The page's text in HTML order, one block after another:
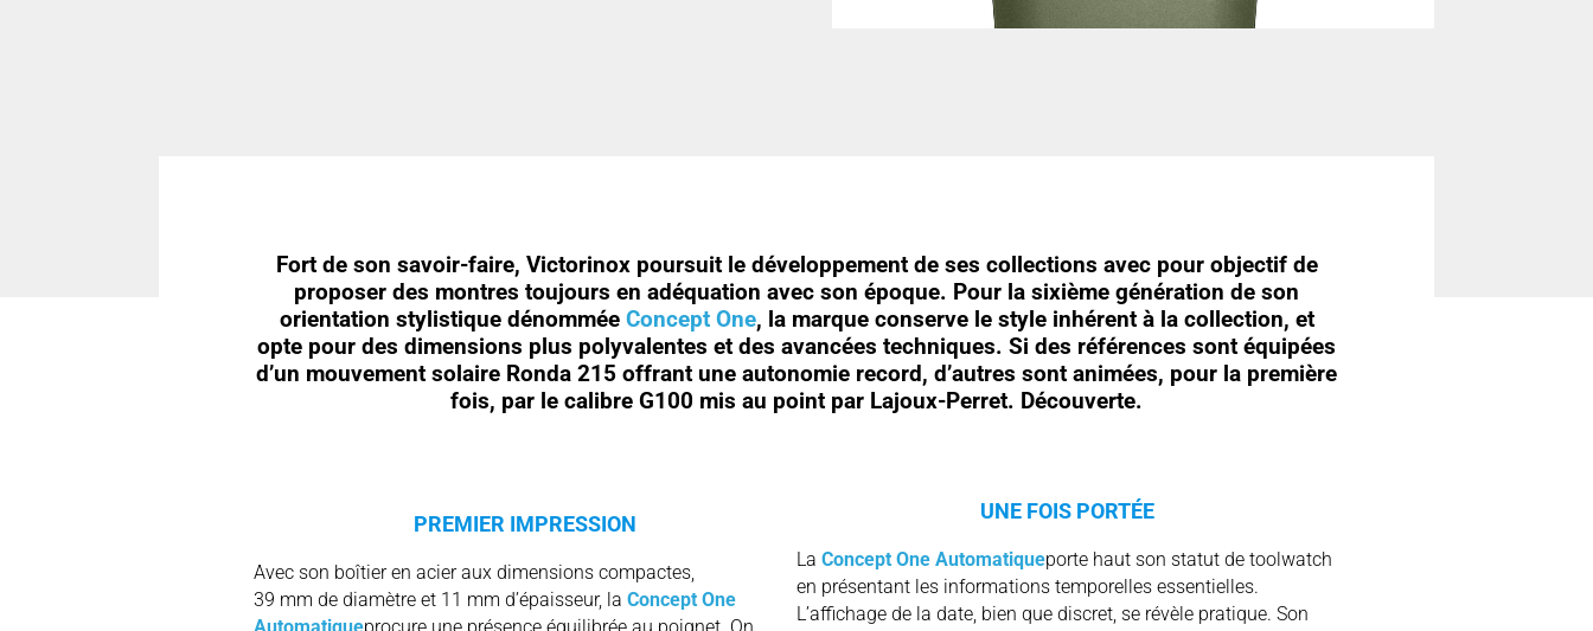
Fort de son savoir-faire, Victorinox poursuit le développement de ses collections avec pour objectif de
proposer des montres toujours en adéquation avec son époque. Pour la sixième génération de son
orientation stylistique dénommée Concept One, la marque conserve le style inhérent à la collection, et
opte pour des dimensions plus polyvalentes et des avancées techniques. Si des références sont équipées
d’un mouvement solaire Ronda 215 offrant une autonomie record, d’autres sont animées, pour la première
fois, par le calibre G100 mis au point par Lajoux-Perret. Découverte.
PREMIER IMPRESSION
Avec son boîtier en acier aux dimensions compactes,
39 mm de diamètre et 11 mm d’épaisseur, laConcept One
UNE FOIS PORTÉE
La Concept One Automatiqueporte haut son statut de toolwatch
en présentant les informations temporelles essentielles.
L’affichage de la date, bien que discret, se révèle pratique. Son